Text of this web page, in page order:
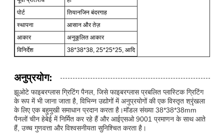
पोर्ट
तियानजिन बंदरगाह
स्थापना
आसान और तेज़
आकार
अनुकूलित आकार
विनिर्देश
38*38*38, 25*25*25, आदि
अनुप्रयोग:
झूओटे फाइबरग्लास ग्रिटिंग पैनल, जिसे फाइबरग्लास प्रबलित प्लास्टिक ग्रिटिंग
के रूप में भी जाना जाता है, विभिन्न उद्योगों में अनुप्रयोगों की एक विस्तृत श्रृंखला
के लिए एक बहुमुखी समाधान प्रदान करता है।मॉडल संख्या 38*38*38mm
पैनलों चीन हेबेई में निर्मित कर रहे हैं और आईएसओ 9001 प्रमाणन के साथ आते
हैं, उच्च गुणवत्ता और विश्वसनीयता सुनिश्चित करता है।